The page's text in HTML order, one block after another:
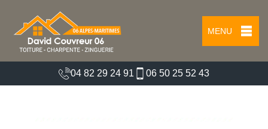
MENU
04 82 29 24 91 06 50 25 52 43